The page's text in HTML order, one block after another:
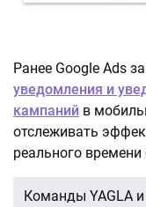
Ранее Google Ads
уведомления и
кампаний в
отслеживать
реального времени
Команды YAGLA